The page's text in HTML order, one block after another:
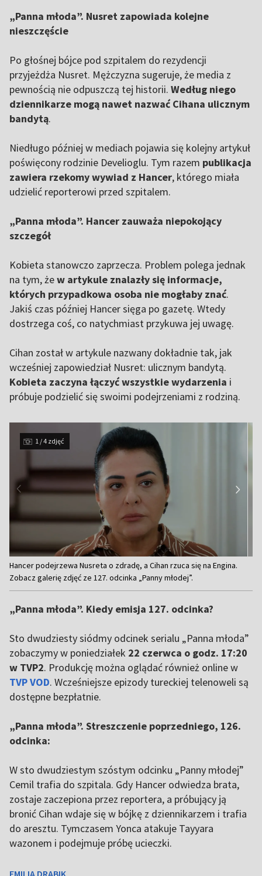
„Panna młoda”. Nusret zapowiada kolejne
nieszczęście
Po głośnej bójce pod szpitalem do rezydencji
przyjeżdża Nusret. Mężczyzna sugeruje, że media z
pewnością nie odpuszczą tej historii. Według niego
dziennikarze mogą nawet nazwać Cihana ulicznym
bandytą.
Niedługo później w mediach pojawia się kolejny artykuł
poświęcony rodzinie Develioglu. Tym razem publikacja
zawiera rzekomy wywiad z Hancer, którego miała
udzielić reporterowi przed szpitalem.
„Panna młoda”. Hancer zauważa niepokojący
szczegół
Kobieta stanowczo zaprzecza. Problem polega jednak
na tym, żew artykule znalazły się informacje,
których przypadkowa osoba nie mogłaby znać.
Jakiś czas później Hancer sięga po gazetę. Wtedy
dostrzega coś, co natychmiast przykuwa jej uwagę.
Cihan został w artykule nazwany dokładnie tak, jak
wcześniej zapowiedział Nusret: ulicznym bandytą.
Kobieta zaczyna łączyć wszystkie wydarzenia i
próbuje podzielić się swoimi podejrzeniami z rodziną.
1 / 4 zdjęć
Item
1
of
Hancer podejrzewa Nusreta o zdradę, a Cihan rzuca się na Engina.
Zobacz galerię zdjęć ze 127. odcinka „Panny młodej”.
„Panna młoda”. Kiedy emisja 127. odcinka?
Sto dwudziesty siódmy odcinek serialu „Panna młoda”
zobaczymy w poniedziałek 22 czerwca o godz. 17:20
w TVP2. Produkcję można oglądać również online w
TVP VOD. Wcześniejsze epizody tureckiej telenoweli są
dostępne bezpłatnie.
„Panna młoda”. Streszczenie poprzedniego, 126.
odcinka:
W sto dwudziestym szóstym odcinku „Panny młodej”
Cemil trafia do szpitala. Gdy Hancer odwiedza brata,
zostaje zaczepiona przez reportera, a próbujący ją
bronić Cihan wdaje się w bójkę z dziennikarzem i trafia
do aresztu. Tymczasem Yonca atakuje Tayyara
wazonem i podejmuje próbę ucieczki.
EMILIA DRABIK